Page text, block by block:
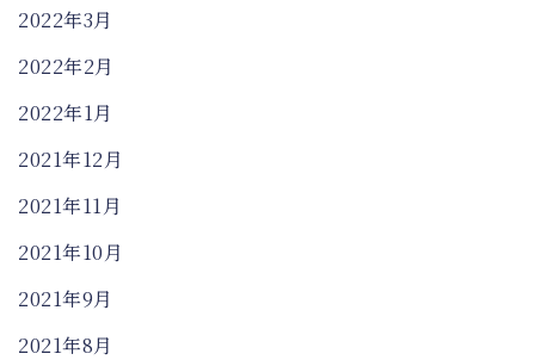
2022年3月
2022年2月
2022年1月
2021年12月
2021年11月
2021年10月
2021年9月
2021年8月